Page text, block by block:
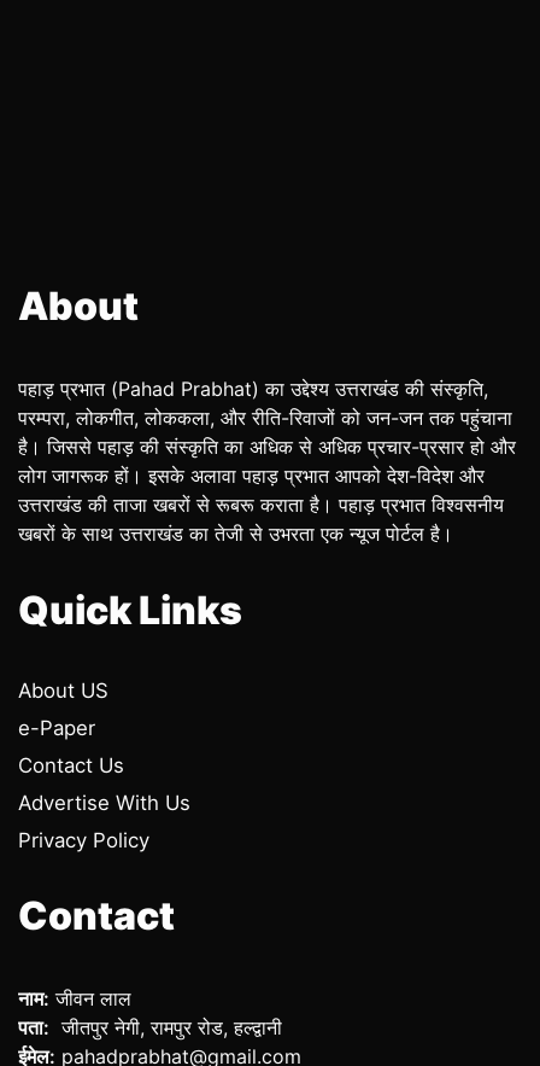
About
पहाड़ प्रभात (Pahad Prabhat) का उद्देश्य उत्तराखंड की संस्कृति,
परम्परा, लोकगीत, लोककला, और रीति-रिवाजों को जन-जन तक पहुंचाना
है। जिससे पहाड़ की संस्कृति का अधिक से अधिक प्रचार-प्रसार हो और
लोग जागरूक हों। इसके अलावा पहाड़ प्रभात आपको देश-विदेश और
उत्तराखंड की ताजा खबरों से रूबरू कराता है। पहाड़ प्रभात विश्वसनीय
खबरों के साथ उत्तराखंड का तेजी से उभरता एक न्यूज पोर्टल है।
Quick Links
About US
e-Paper
Contact Us
Advertise With Us
Privacy Policy
Contact
नाम: जीवन लाल
पता: जीतपुर नेगी, रामपुर रोड, हल्द्वानी
ईमेल: pahadprabhat@gmail.com